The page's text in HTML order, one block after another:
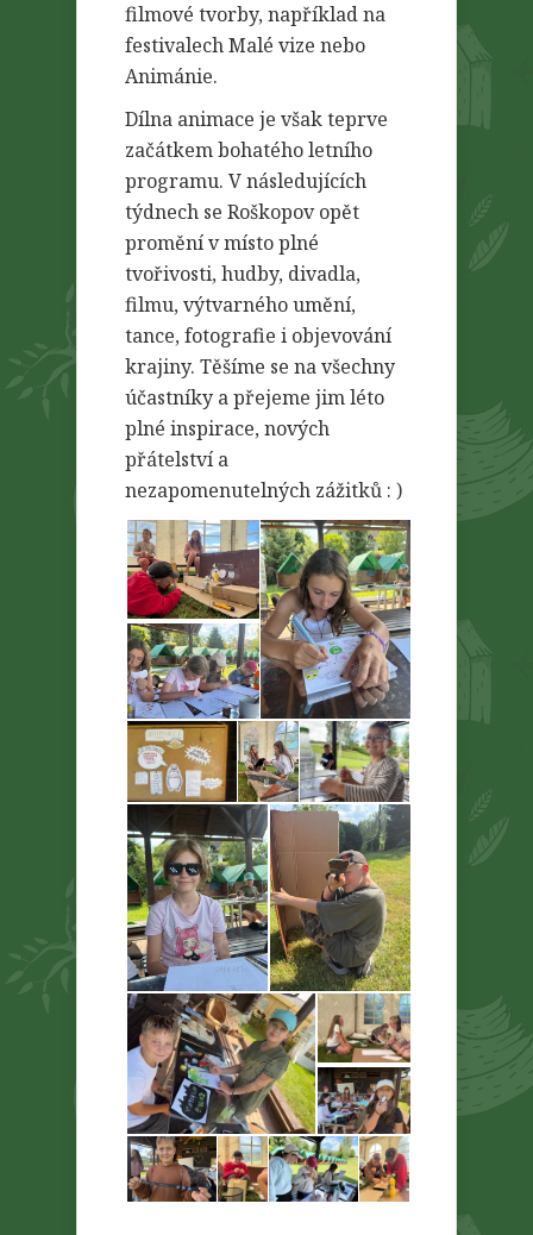
filmové tvorby, například na
festivalech Malé vize nebo
Animánie.
Dílna animace je však teprve
začátkem bohatého letního
programu. V následujících
týdnech se Roškopov opět
promění v místo plné
tvořivosti, hudby, divadla,
filmu, výtvarného umění,
tance, fotografie i objevování
krajiny. Těšíme se na všechny
účastníky a přejeme jim léto
plné inspirace, nových
přátelství a
nezapomenutelných zážitků : )